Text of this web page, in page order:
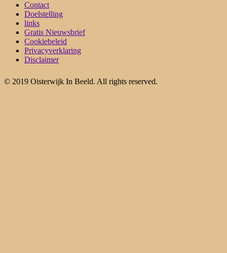
Contact
Doelstelling
links
Gratis Nieuwsbrief
Cookiebeleid
Privacyverklaring
Disclaimer
© 2019 Oisterwijk In Beeld. All rights reserved.